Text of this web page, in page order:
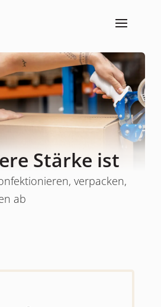
Stärke ist
verpacken,
ab